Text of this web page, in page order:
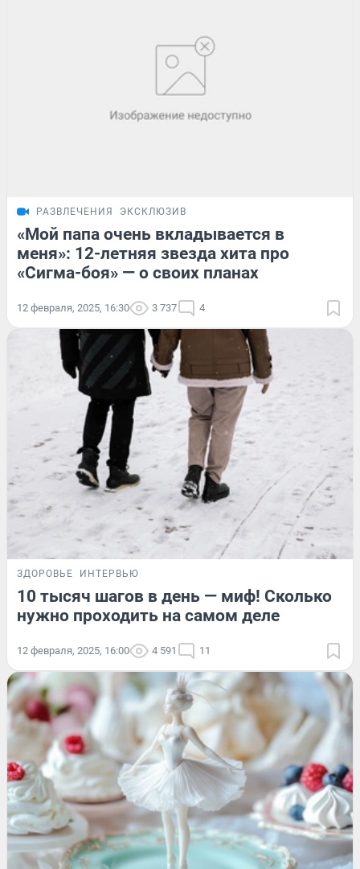
РАЗВЛЕЧЕНИЯ ЭКСКЛЮЗИВ
«Мой папа очень вкладывается в
меня»: 12-летняя звезда хита про
«Сигма-боя» — о своих планах
12 февраля, 2025, 16:30 3 737 4
ЗДОРОВЬЕ ИНТЕРВЬЮ
10 тысяч шагов в день — миф! Сколько
нужно проходить на самом деле
12 февраля, 2025, 16:00 4 591 11